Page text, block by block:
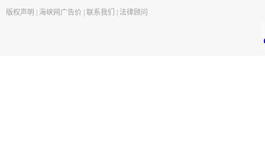
版权声明 海峡网广告价 联系我们 法律顾问